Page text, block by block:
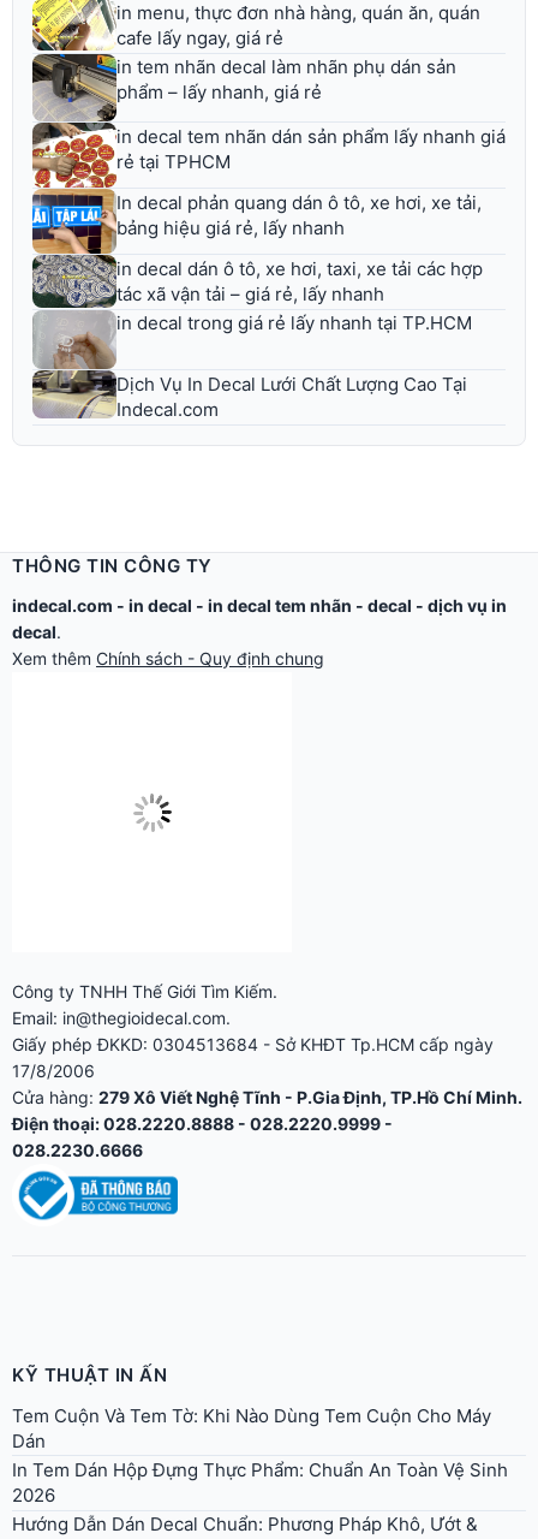
in menu, thực đơn nhà hàng, quán ăn, quán
cafe lấy ngay, giá rẻ
in tem nhãn decal làm nhãn phụ dán sản
phẩm – lấy nhanh, giá rẻ
in decal tem nhãn dán sản phẩm lấy nhanh giá
rẻ tại TPHCM
In decal phản quang dán ô tô, xe hơi, xe tải,
bảng hiệu giá rẻ, lấy nhanh
in decal dán ô tô, xe hơi, taxi, xe tải các hợp
tác xã vận tải – giá rẻ, lấy nhanh
in decal trong giá rẻ lấy nhanh tại TP.HCM
Dịch Vụ In Decal Lưới Chất Lượng Cao Tại
Indecal.com
Cửa hàng:279 Xô Viết Nghệ Tĩnh - P.Gia Định, TP.Hồ Chí Minh.
Điện thoại: 028.2220.8888 - 028.2220.9999 -
028.2230.6666
In Tem Dán Hộp Đựng Thực Phẩm: Chuẩn An Toàn Vệ Sinh
Hướng Dẫn Dán Decal Chuẩn: Phương Pháp Khô, Ướt &
Dụng Cụ Cần Có
Bế Decal Là Gì? Phân Biệt Kiss-Cut, Die-Cut & Cắt Rời
In Decal Lấy Liền Trong Ngày Tại TPHCM: Quy Trình & 24
Quận Hỗ Trợ Giao Hàng